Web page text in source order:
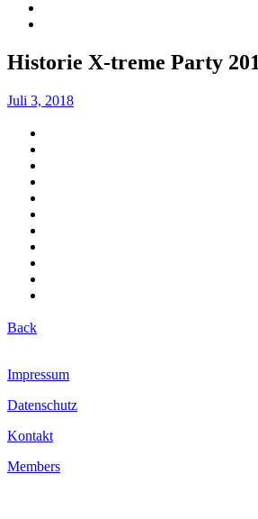
Historie X-treme Party
Juli 3, 2018
Back
Impressum
Datenschutz
Kontakt
Members